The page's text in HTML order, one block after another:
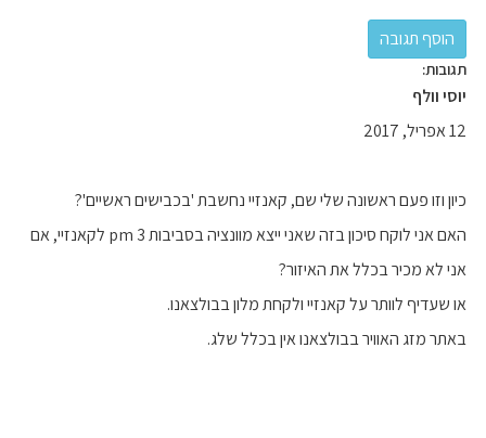
תגובות:
יוסי וולף
12 אפריל, 2017
כיון וזו פעם ראשונה שלי שם, קאנזיי נחשבת 'בכבישים ראשיים'?
האם אני לוקח סיכון בזה שאני ייצא מוונציה בסביבות 3 pm לקאנזיי, אם
אני לא מכיר בכלל את האיזור?
או שעדיף לוותר על קאנזיי ולקחת מלון בבולצאנו.
באתר מזג האוויר בבולצאנו אין בכלל שלג.